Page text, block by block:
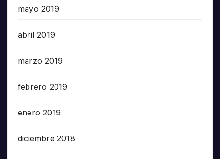
mayo 2019
abril 2019
marzo 2019
febrero 2019
enero 2019
diciembre 2018